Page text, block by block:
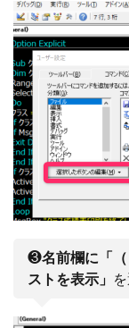
❸名前欄に「
ストを表示」